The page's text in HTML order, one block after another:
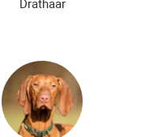
Drathaar